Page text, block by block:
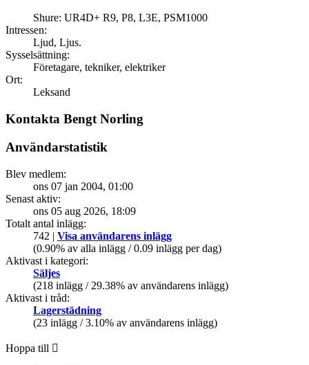
Shure: UR4D+ R9, P8, L3E, PSM1000
Intressen:
Ljud, Ljus.
Sysselsättning:
Företagare, tekniker, elektriker
Ort:
Leksand
Kontakta Bengt Norling
Användarstatistik
Blev medlem:
ons 07 jan 2004, 01:00
Senast aktiv:
ons 05 aug 2026, 18:09
Totalt antal inlägg:
742 | Visa användarens inlägg
(0.90% av alla inlägg / 0.09 inlägg per dag)
Aktivast i kategori:
Säljes
(218 inlägg / 29.38% av användarens inlägg)
Aktivast i tråd:
Lagerstädning
(23 inlägg / 3.10% av användarens inlägg)
Hoppa till